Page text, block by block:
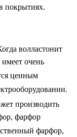
покрытиях.
волластонит
очень
ценным
производить
фарфор
фарфор,